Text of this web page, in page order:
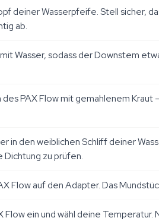
deiner Wasserpfeife. Stell sicher,
ab.
Wasser, sodass der Downstem
PAX Flow mit gemahlenem
in den weiblichen Schliff deiner
Dichtung zu prüfen.
Flow auf den Adapter. Das
Flow ein und wähl deine